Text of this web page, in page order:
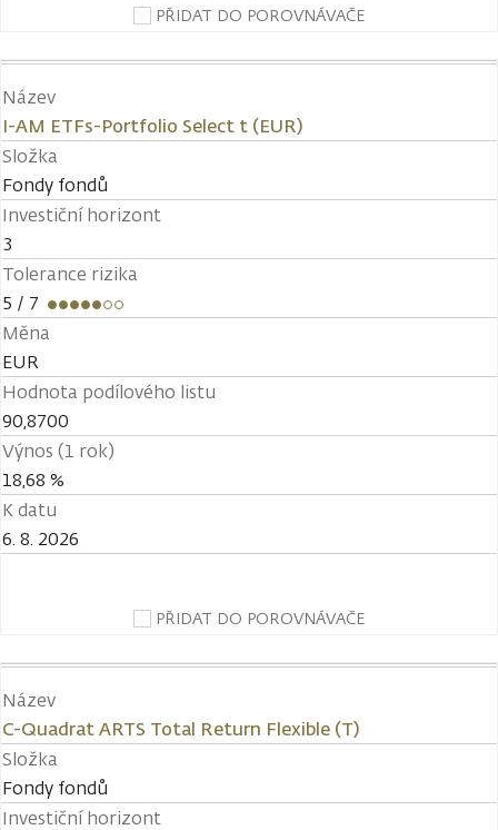
PŘIDAT DO POROVNÁVAČE
Název
I-AM ETFs-Portfolio Select t (EUR)
Složka
Fondy fondů
Investiční horizont
3
Tolerance rizika
5 / 7
Měna
EUR
Hodnota podílového listu
90,8700
Výnos (1 rok)
18,68 %
K datu
6. 8. 2026
PŘIDAT DO POROVNÁVAČE
Název
C-Quadrat ARTS Total Return Flexible (T)
Složka
Fondy fondů
Investiční horizont